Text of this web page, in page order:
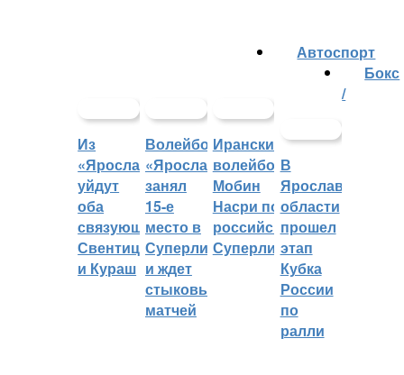
Из
«Ярославича»
уйдут
оба
связующих:
Свентицкис
и Кураш
Волейбольный
«Ярославич»
занял
15-е
место в
Суперлиге
и ждет
стыковых
матчей
Иранский
волейболист
Мобин
Насри покинет
российскую
Суперлигу
Автоспорт
В
Ярославской
области
прошел
этап
Кубка
России
по
ралли
Бокс
/